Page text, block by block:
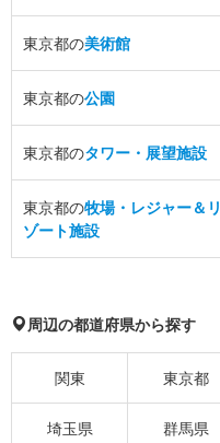
東京都の美術館
東京都の公園
東京都のタワー・展望施設
東京都の牧場・レジャー＆リ
ゾート施設
周辺の都道府県から探す
関東 東京都
埼玉県 群馬県